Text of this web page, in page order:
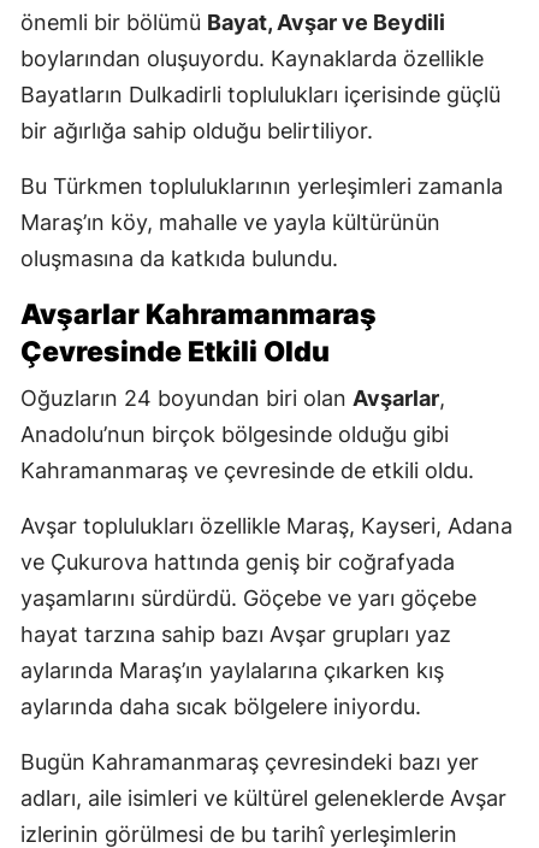
önemli bir bölümü Bayat, Avşar ve Beydili
boylarından oluşuyordu. Kaynaklarda özellikle
Bayatların Dulkadirli toplulukları içerisinde güçlü
bir ağırlığa sahip olduğu belirtiliyor.
Bu Türkmen topluluklarının yerleşimleri zamanla
Maraş’ın köy, mahalle ve yayla kültürünün
oluşmasına da katkıda bulundu.
Avşarlar Kahramanmaraş
Çevresinde Etkili Oldu
Oğuzların 24 boyundan biri olan Avşarlar,
Anadolu’nun birçok bölgesinde olduğu gibi
Kahramanmaraş ve çevresinde de etkili oldu.
Avşar toplulukları özellikle Maraş, Kayseri, Adana
ve Çukurova hattında geniş bir coğrafyada
yaşamlarını sürdürdü. Göçebe ve yarı göçebe
hayat tarzına sahip bazı Avşar grupları yaz
aylarında Maraş’ın yaylalarına çıkarken kış
aylarında daha sıcak bölgelere iniyordu.
Bugün Kahramanmaraş çevresindeki bazı yer
adları, aile isimleri ve kültürel geleneklerde Avşar
izlerinin görülmesi de bu tarihî yerleşimlerin